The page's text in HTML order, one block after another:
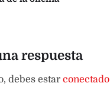
respuesta
debes estar conectado